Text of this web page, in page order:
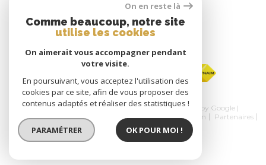
Nous
adhérons
© 2026 | Tous droits réservés | Traduction powered by Google |
Nos honoraires
Plan du site Mentions légales Admin
Partenaires
Politique RGPD
Cookies
On en reste là
Comme beaucoup, notre site
utilise les cookies
On aimerait vous accompagner pendant
votre visite.
En poursuivant, vous acceptez l'utilisation des
cookies par ce site, afin de vous proposer des
contenus adaptés et réaliser des statistiques !
PARAMÉTRER OK POUR MOI !